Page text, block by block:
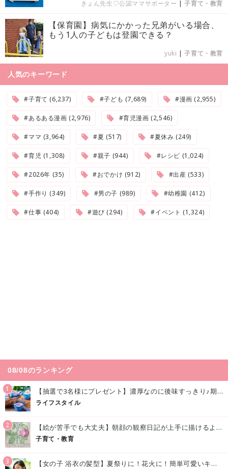
きょん先生♡公認ママサポーター |子育て・教育
【保育園】病気にかかった兄弟がいる場合、
もう1人の子どもは登園できる？
yuki |子育て・教育
人気のキーワード
#子育て (6,237) #子ども (7,689) #漫画 (2,955)
#あるある漫画 (2,976) #育児漫画 (2,546)
#ママ (3,964) #夏 (517) #夏休み (249)
#育児 (1,308) #親子 (944) #レシピ (1,024)
#2026年 (35) #おでかけ (912) #出産 (533)
#手作り (349) #男の子 (989) #幼稚園 (412)
#仕事 (404) #遊び (294) #イベント (1,324)
08/08のランキング
1 【抽選で3名様にプレゼント】濃厚なのに後味すっきり♪期間限定の「メイトーのなめらかプリン カルピス®入りソース」で夏を味わおう！
ライフスタイル
2 【絵が苦手でも大丈夫】朝顔の観察日記が上手に描けるようになる方法｜イラスト付き
子育て・教育
3 【女の子 浴衣の髪型】夏祭りに！花火に！簡単可愛いキッズの浴衣ヘアアレンジまとめ